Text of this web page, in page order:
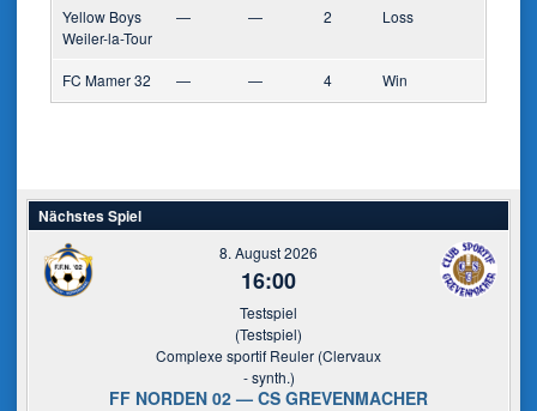
Yellow Boys
Weiler-la-Tour
— — 2 Loss
FC Mamer 32 — — 4 Win
Nächstes Spiel
8. August 2026
16:00
Testspiel
(Testspiel)
Complexe sportif Reuler (Clervaux
- synth.)
FF NORDEN 02 — CS GREVENMACHER